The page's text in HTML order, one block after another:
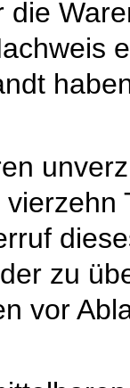
die
zu
vor